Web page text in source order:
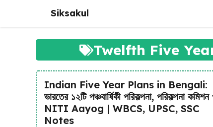
content
Siksakul
Twelfth Five
Indian Five Year Plans in Bengali:
ভারতের ১২টি পঞ্চবার্ষিকী পরিকল্পনা, পরিকল্পনা
NITI Aayog | WBCS, UPSC, SSC
Notes